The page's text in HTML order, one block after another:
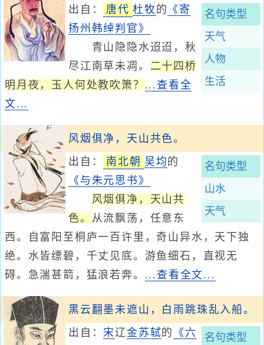
名句类型
天气
人物
生活
出自： 唐代 杜牧 的 《寄
扬州韩绰判官》
青山隐隐水迢迢，秋
尽江南草未凋。 二十四桥
明月夜，玉人何处教吹箫？ ...查看全
文...
风烟俱净，天山共色。
名句类型
山水
天气
出自： 南北朝 吴均 的
《与朱元思书》
风烟俱净，天山共
色。 从流飘荡，任意东
西。自富阳至桐庐一百许里，奇山异水，天下独
绝。水皆缥碧，千丈见底。游鱼细石，直视无
碍。急湍甚箭，猛浪若奔。 ...查看全文...
黑云翻墨未遮山，白雨跳珠乱入船。
名句类型
出自：宋辽金苏轼的 《六